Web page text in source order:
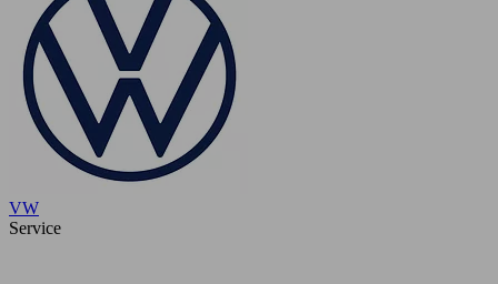
VW
Service